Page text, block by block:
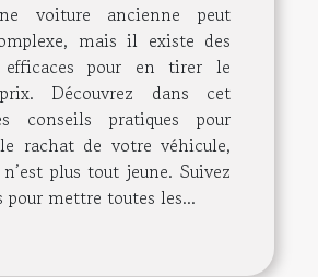
voiture ancienne peut
mais il existe des
efficaces pour en tirer le
Découvrez dans cet
conseils pratiques pour
rachat de votre véhicule,
plus tout jeune. Suivez
pour mettre toutes les...